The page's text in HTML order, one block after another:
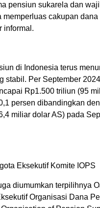
pensiun sukarela dan
memperluas cakupan dana
informal.
di Indonesia terus
stabil. Per September
Rp1.500 triliun (95
persen dibandingkan
miliar dolar AS) pada
Eksekutif Komite IOPS
diumumkan terpilihnya
Organisasi Dana